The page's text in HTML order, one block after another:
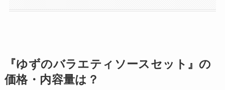
『ゆずのバラエティソースセット』の
価格・内容量は？